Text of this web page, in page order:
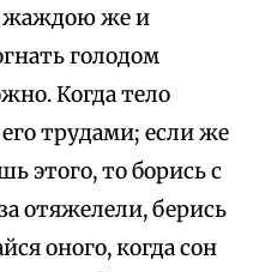
жаждою же и
голодом
Когда тело
трудами; если же
этого, то борись с
отяжелели, берись
оного, когда сон